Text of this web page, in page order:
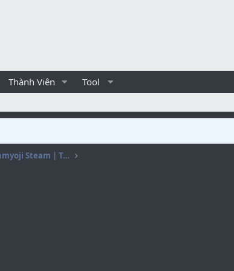
Thành Viên Tool
[FREE] Onmyoji bot | Auto Onmyoji Steam | Tool Onmyoji | Tự động farm hột Onmyoji